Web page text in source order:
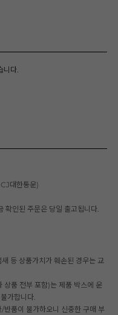
니다.
대한통운)
확인된 주문은 당일 출고됩니다.
등 상품가치가 훼손된 경우는 교
상품 전부 포함)는 제품 박스에 운
가합니다.
품이 불가하오니 신중한 구매 부